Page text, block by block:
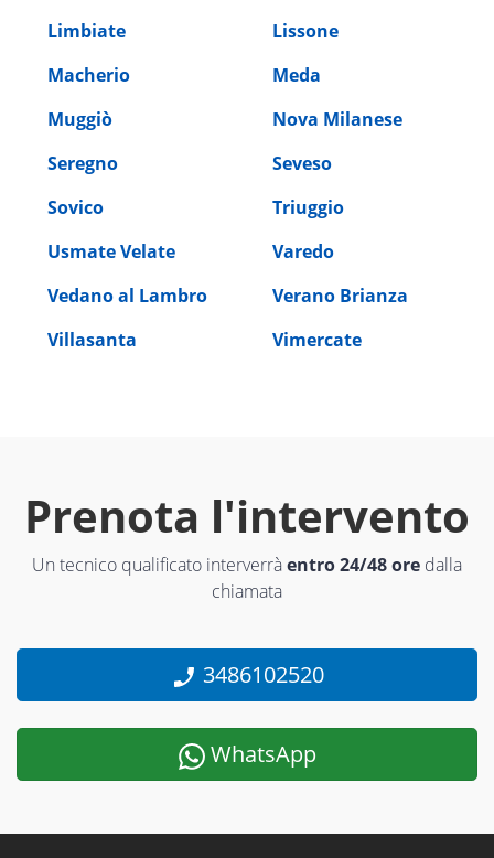
Limbiate
Lissone
Macherio
Meda
Muggiò
Nova Milanese
Seregno
Seveso
Sovico
Triuggio
Usmate Velate
Varedo
Vedano al Lambro
Verano Brianza
Villasanta
Vimercate
Prenota l'intervento
Un tecnico qualificato interverràentro 24/48 ore dalla
chiamata
3486102520
WhatsApp